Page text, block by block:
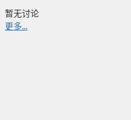
暂无讨论
更多...